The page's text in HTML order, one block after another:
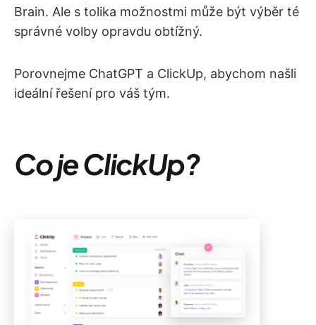
Brain. Ale s tolika možnostmi může být výběr té
správné volby opravdu obtížný.
Porovnejme ChatGPT a ClickUp, abychom našli
ideální řešení pro váš tým.
Co je ClickUp?